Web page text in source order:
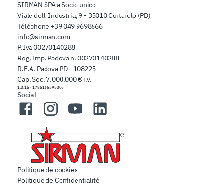
SIRMAN SPA a Socio unico
Viale dell' Industria, 9 - 35010 Curtarolo (PD)
Téléphone +39 049 9698666
info@sirman.com
P.Iva 00270140288
Reg. Imp. Padova n. 00270140288
R.E.A. Padova PD - 108225
Cap. Soc. 7.000.000 € i.v.
1.3.15 - 1785156595305
Social
FacebookInstagramYouTubeLinkedIn
Politique de cookies
Politique de Confidentialité